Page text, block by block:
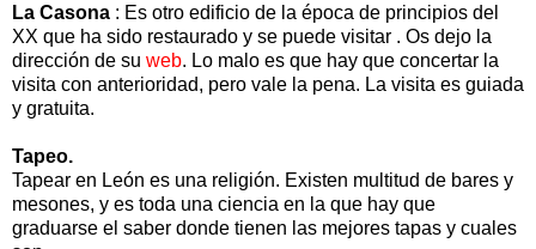
La Casona : Es otro edificio de la época de principios del
XX que ha sido restaurado y se puede visitar . Os dejo la
dirección de su web. Lo malo es que hay que concertar la
visita con anterioridad, pero vale la pena. La visita es guiada
y gratuita.
Tapeo.
Tapear en León es una religión. Existen multitud de bares y
mesones, y es toda una ciencia en la que hay que
graduarse el saber donde tienen las mejores tapas y cuales